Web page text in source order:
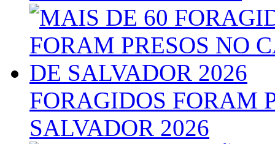
FORAGIDOS FORAM
SALVADOR 2026